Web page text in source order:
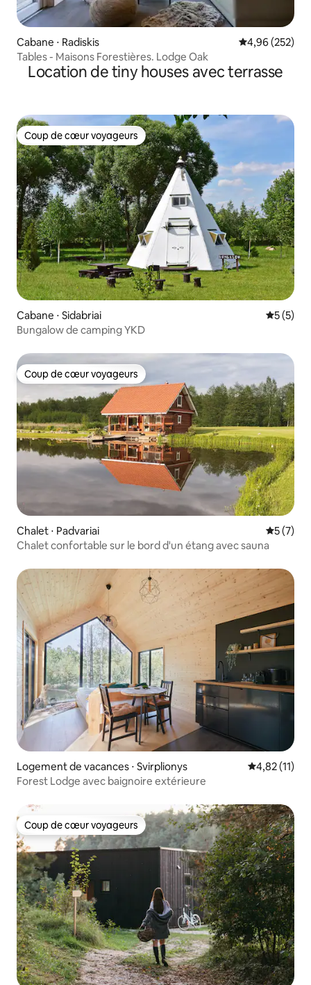
Cabane ⋅ Radiskis Évaluation
4,96 (252)
Tables - Maisons Forestières. Lodge Oak
Location de tiny houses avec terrasse
Coup de cœur voyageurs
Coup de cœur voyageurs
Cabane ⋅ Sidabriai
5 (5)
Bungalow de camping YKD
Coup de cœur voyageurs
Coup de cœur voyageurs
Chalet ⋅ Padvariai
5 (7)
Chalet confortable sur le bord d'un étang avec sauna
Logement de vacances ⋅ Svirplionys Évaluation
4,82 (11)
Forest Lodge avec baignoire extérieure
Coup de cœur voyageurs
Coup de cœur voyageurs